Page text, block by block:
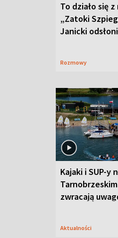
To działo się
„Zatoki
Janicki
Rozmowy
Kajaki i SUP-y
zwracają
Aktualności